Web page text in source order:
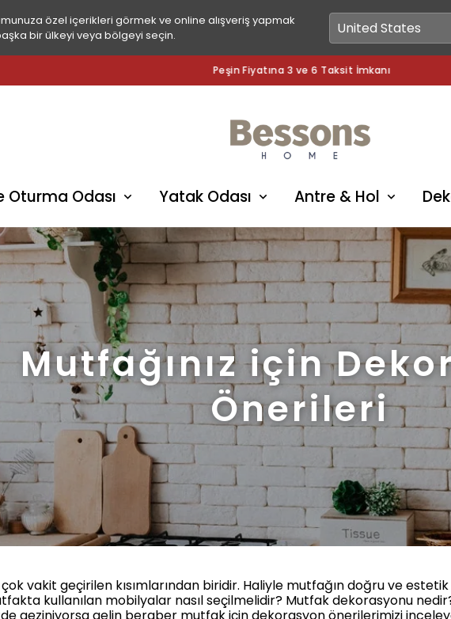
özel içerikleri görmek ve online alışveriş yapmak
bir ülkeyi veya bölgeyi seçin.
Peşin Fiyatına 3 ve 6 Taksit İmkanı
Oturma Odası Yatak Odası Antre & Hol
Mutfağınız için
Önerileri
vakit geçirilen kısımlarından biridir. Haliyle mutfağın doğru ve
kullanılan mobilyalar nasıl seçilmelidir? Mutfak dekorasyonu nedir?